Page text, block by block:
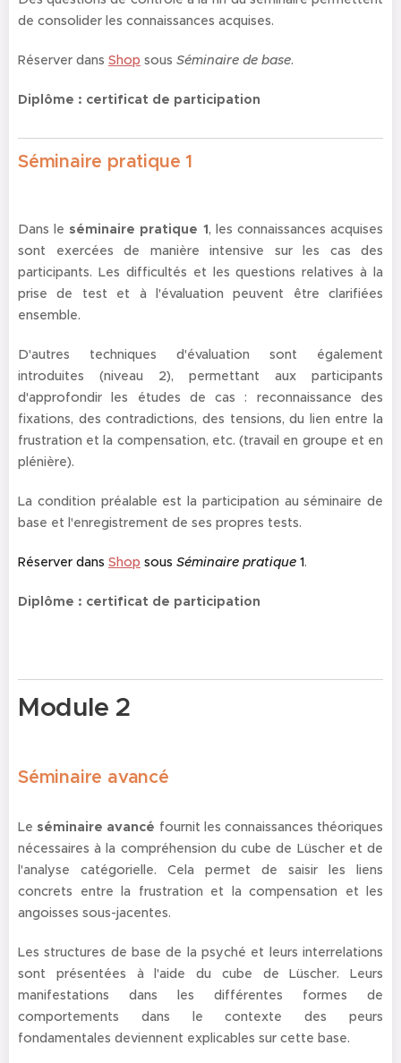
de consolider les connaissances acquises.
Réserver dans Shop sous Séminaire de base.
Diplôme : certificat de participation
Séminaire pratique 1
Dans le séminaire pratique 1, les connaissances acquises
sont exercées de manière intensive sur les cas des
participants. Les difficultés et les questions relatives à la
prise de test et à l'évaluation peuvent être clarifiées
ensemble.
D'autres techniques d'évaluation sont également
introduites (niveau 2), permettant aux participants
d'approfondir les études de cas : reconnaissance des
fixations, des contradictions, des tensions, du lien entre la
frustration et la compensation, etc.(travail en groupe et en
plénière).
La condition préalable est la participation au séminaire de
base et l'enregistrement de ses propres tests.
Réserver dans Shop sous Séminaire pratique 1.
Diplôme : certificat de participation
Module 2
Séminaire avancé
Le séminaire avancé fournit les connaissances théoriques
nécessaires à la compréhension du cube de Lüscher et de
l'analyse catégorielle. Cela permet de saisir les liens
concrets entre la frustration et la compensation et les
angoisses sous-jacentes.
Les structures de base de la psyché et leurs interrelations
sont présentées à l'aide du cube de Lüscher. Leurs
manifestations dans les différentes formes de
comportements dans le contexte des peurs
fondamentales deviennent explicables sur cette base.